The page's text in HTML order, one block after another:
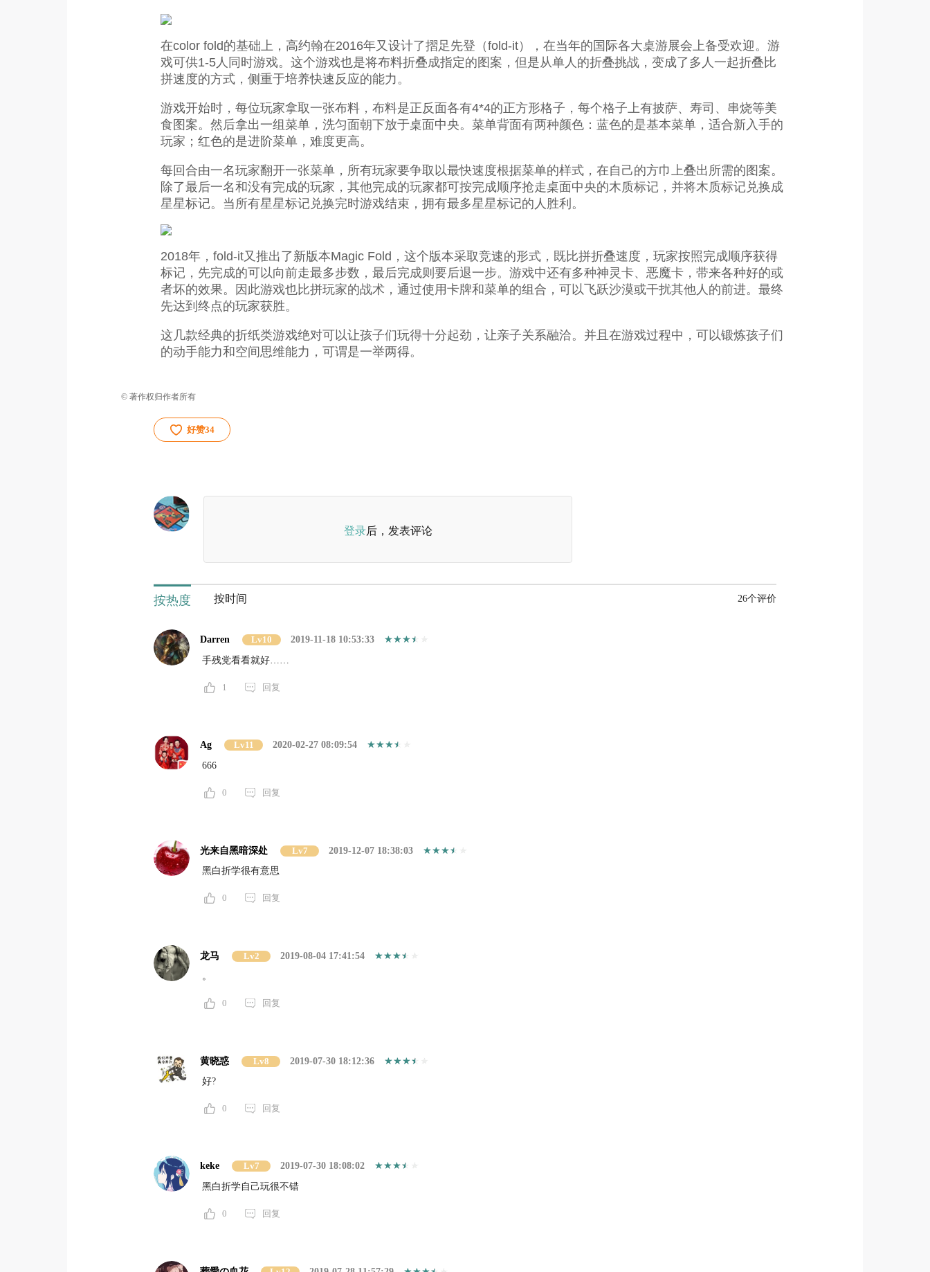
在color fold的基础上，高约翰在2016年又设计了摺足先登（fold-it），在当年的国际各大桌游展会上备受欢迎。游
戏可供1-5人同时游戏。这个游戏也是将布料折叠成指定的图案，但是从单人的折叠挑战，变成了多人一起折叠比
拼速度的方式，侧重于培养快速反应的能力。
游戏开始时，每位玩家拿取一张布料，布料是正反面各有4*4的正方形格子，每个格子上有披萨、寿司、串烧等美
食图案。然后拿出一组菜单，洗匀面朝下放于桌面中央。菜单背面有两种颜色：蓝色的是基本菜单，适合新入手的
玩家；红色的是进阶菜单，难度更高。
每回合由一名玩家翻开一张菜单，所有玩家要争取以最快速度根据菜单的样式，在自己的方巾上叠出所需的图案。
除了最后一名和没有完成的玩家，其他完成的玩家都可按完成顺序抢走桌面中央的木质标记，并将木质标记兑换成
星星标记。当所有星星标记兑换完时游戏结束，拥有最多星星标记的人胜利。
2018年，fold-it又推出了新版本Magic Fold，这个版本采取竞速的形式，既比拼折叠速度，玩家按照完成顺序获得
标记，先完成的可以向前走最多步数，最后完成则要后退一步。游戏中还有多种神灵卡、恶魔卡，带来各种好的或
者坏的效果。因此游戏也比拼玩家的战术，通过使用卡牌和菜单的组合，可以飞跃沙漠或干扰其他人的前进。最终
先达到终点的玩家获胜。
这几款经典的折纸类游戏绝对可以让孩子们玩得十分起劲，让亲子关系融洽。并且在游戏过程中，可以锻炼孩子们
的动手能力和空间思维能力，可谓是一举两得。
© 著作权归作者所有
好赞34
登录后，发表评论
按热度 按时间 26个评价
Darren Lv10
2019-11-18 10:53:33
手残党看看就好……
1 回复
Ag Lv11
2020-02-27 08:09:54
666
0 回复
光来自黑暗深处 Lv7
2019-12-07 18:38:03
黑白折学很有意思
0 回复
龙马 Lv2
2019-08-04 17:41:54
。
0 回复
黄晓惑 Lv8
2019-07-30 18:12:36
好?
0 回复
keke Lv7
2019-07-30 18:08:02
黑白折学自己玩很不错
0 回复